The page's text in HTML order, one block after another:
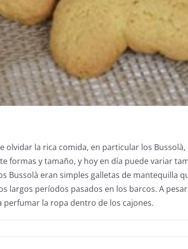
olvidar la rica comida, en particular los
formas y tamaño, y hoy en día puede variar
Bussolà eran simples galletas de mantequilla
largos períodos pasados en los barcos. A
la ropa dentro de los cajones.